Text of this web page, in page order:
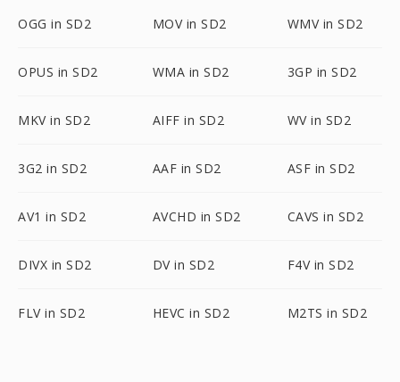
OGG in SD2 MOV in SD2 WMV in SD2
OPUS in SD2 WMA in SD2 3GP in SD2
MKV in SD2 AIFF in SD2 WV in SD2
3G2 in SD2 AAF in SD2 ASF in SD2
AV1 in SD2 AVCHD in SD2 CAVS in SD2
DIVX in SD2 DV in SD2 F4V in SD2
FLV in SD2 HEVC in SD2 M2TS in SD2